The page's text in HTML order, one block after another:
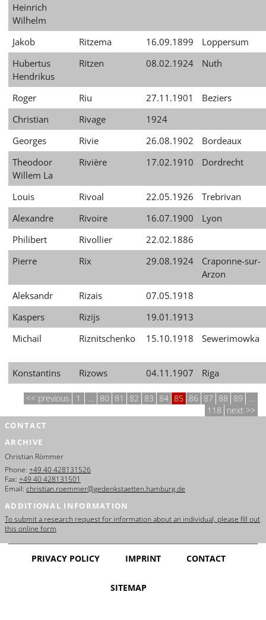
Heinrich
Wilhelm
Jakob Ritzema 16.09.1899
Loppersum
Hubertus
Hendrikus
Ritzen 08.02.1924 Nuth
Roger Riu 27.11.1901
Beziers
Christian
Rivage
1924
Georges
Rivie 26.08.1902
Bordeaux
Theodoor
Willem La
Rivière 17.02.1910 Dordrecht
Louis Rivoal 22.05.1926
Trebrivan
Alexandre
Rivoire 16.07.1900
Lyon
Philibert
Rivollier
22.02.1886
Pierre
Rix 29.08.1924
Craponne-sur-
Arzon
Aleksandr
Rizais
07.05.1918
Kaspers
Rizijs
19.01.1913
Michail
Riznitschenko 15.10.1918 Sewerimowka
Konstantins Rizows 04.11.1907 Riga
previous 1 … 80 81 82 83 84 85 86 87 88 89
…
118 next
CONTACT
ARCHIVE
Christian Römmer
Phone: +49 40 428131526
Fax: +49 40 428131501
Email: christian.roemmer@gedenkstaetten.hamburg.de
ADDITIONAL INFORMATION
To submit a research request for information about an individual, please fill out
this online form
PRIVACY POLICY IMPRINT CONTACT
SITEMAP